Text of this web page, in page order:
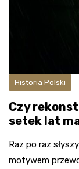
Historia Polski
Czy
setek lat
Raz po raz
motywem